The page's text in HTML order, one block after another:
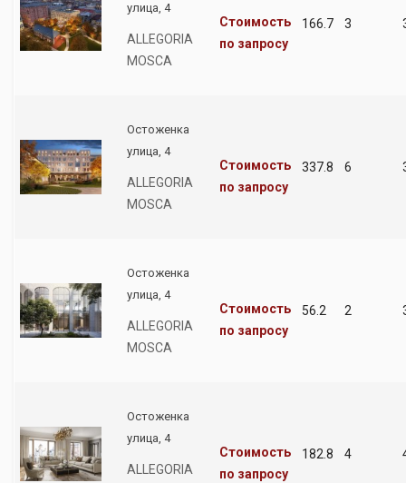
улица, 4
ALLEGORIA
MOSCA
Стоимость
по запросу
166.7 3
Остоженка
улица, 4
ALLEGORIA
MOSCA
Стоимость
по запросу
337.8 6
Остоженка
улица, 4
ALLEGORIA
MOSCA
Стоимость
по запросу
56.2 2
Остоженка
улица, 4
ALLEGORIA
Стоимость
по запросу
182.8 4